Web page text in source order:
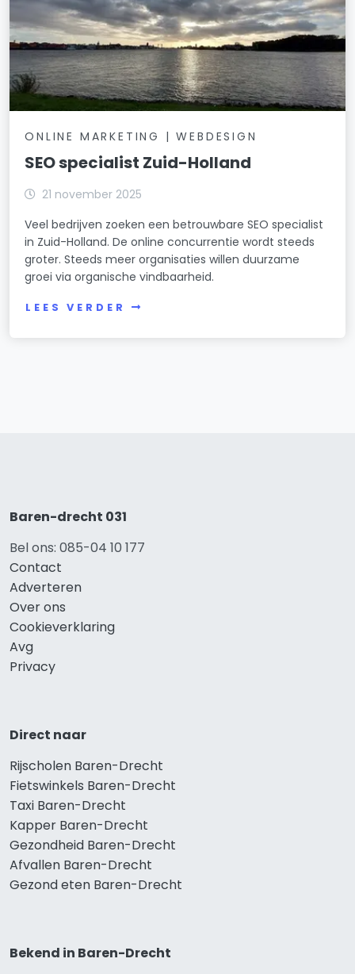
ONLINE MARKETING | WEBDESIGN
SEO specialist Zuid-Holland
21 november 2025
Veel bedrijven zoeken een betrouwbare SEO specialist
in Zuid-Holland. De online concurrentie wordt steeds
groter. Steeds meer organisaties willen duurzame
groei via organische vindbaarheid.
LEES VERDER
Baren-drecht 031
Bel ons: 085-04 10 177
Contact
Adverteren
Over ons
Cookieverklaring
Avg
Privacy
Direct naar
Rijscholen Baren-Drecht
Fietswinkels Baren-Drecht
Taxi Baren-Drecht
Kapper Baren-Drecht
Gezondheid Baren-Drecht
Afvallen Baren-Drecht
Gezond eten Baren-Drecht
Bekend in Baren-Drecht